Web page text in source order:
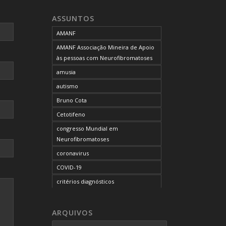
neurofibromatose do tipo 2
neurofibromatoses
OCUPAÇÃO DO BLOG
onde tratar
problemas comportamentais
reunião mensal da AMANF
selumetinibe
Sem categoria
SUS
TDAH
tratamento
periférico
ASSUNTOS
AMANF
AMANF Associação Mineira de Apoio
às pessoas com Neurofibromatoses
amusia
autismo
Bruno Cota
Cetotifeno
congresso Mundial em
Neurofibromatoses
coronavirus
COVID-19
critérios diagnósticos
curso de capacitação
ARQUIVOS